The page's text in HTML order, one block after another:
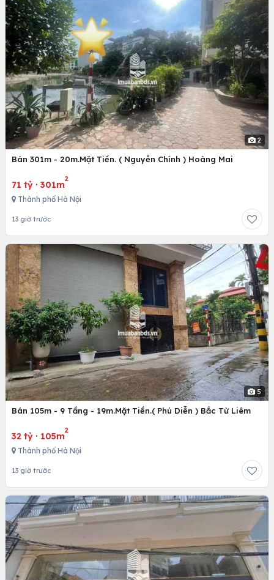
2
Bán 301m - 20m.Mặt Tiền. ( Nguyễn Chính ) Hoàng Mai
71 tỷ · 301m
2
Thành phố Hà Nội
13 giờ trước
5
Bán 105m - 9 Tầng - 19m.Mặt Tiền.( Phú Diễn ) Bắc Từ Liêm
32 tỷ · 105m
2
Thành phố Hà Nội
13 giờ trước